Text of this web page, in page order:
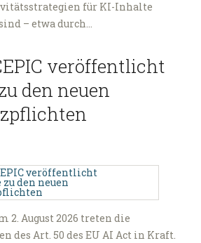
für KI-Inhalte
– etwa durch…
veröffentlicht
den neuen
2. August 2026 treten die
des Art. 50 des EU AI Act in Kraft.